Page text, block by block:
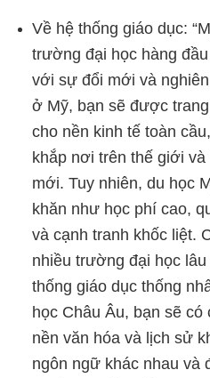
Về hệ thống giáo dục:
trường đại học hàng
với sự đổi mới và
ở Mỹ, bạn sẽ được
cho nền kinh tế toàn
khắp nơi trên thế giới
mới. Tuy nhiên, du học
khăn như học phí cao,
và cạnh tranh khốc liệt.
nhiều trường đại học
thống giáo dục thống
học Châu Âu, bạn sẽ
nền văn hóa và lịch sử
ngôn ngữ khác nhau và